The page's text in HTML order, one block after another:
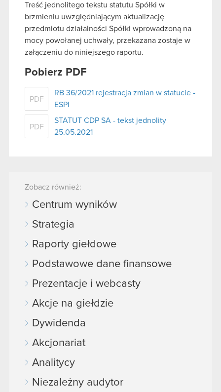
Treść jednolitego tekstu statutu Spółki w
brzmieniu uwzględniającym aktualizację
przedmiotu działalności Spółki wprowadzoną na
mocy powołanej uchwały, przekazana zostaje w
załączeniu do niniejszego raportu.
Pobierz PDF
PDF
RB 36/2021 rejestracja zmian w statucie -
ESPI
PDF
STATUT CDP SA - tekst jednolity
25.05.2021
Zobacz również:
Centrum wyników
Strategia
Raporty giełdowe
Podstawowe dane finansowe
Prezentacje i webcasty
Akcje na giełdzie
Dywidenda
Akcjonariat
Analitycy
Niezależny audytor